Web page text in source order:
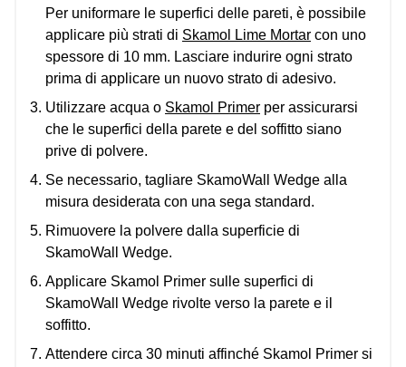
Per uniformare le superfici delle pareti, è possibile
applicare più strati di Skamol Lime Mortar con uno
spessore di 10 mm. Lasciare indurire ogni strato
prima di applicare un nuovo strato di adesivo.
Utilizzare acqua o Skamol Primer per assicurarsi
che le superfici della parete e del soffitto siano
prive di polvere.
Se necessario, tagliare SkamoWall Wedge alla
misura desiderata con una sega standard.
Rimuovere la polvere dalla superficie di
SkamoWall Wedge.
Applicare Skamol Primer sulle superfici di
SkamoWall Wedge rivolte verso la parete e il
soffitto.
Attendere circa 30 minuti affinché Skamol Primer si